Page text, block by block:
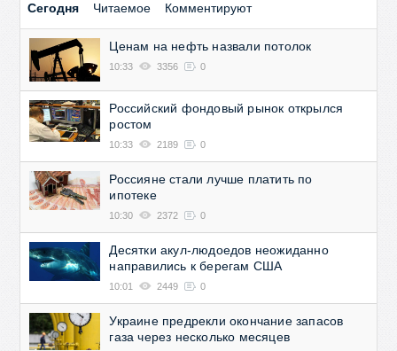
Сегодня Читаемое Комментируют
Ценам на нефть назвали потолок
10:33 3356 0
Российский фондовый рынок открылся
ростом
10:33 2189 0
Россияне стали лучше платить по
ипотеке
10:30 2372 0
Десятки акул-людоедов неожиданно
направились к берегам США
10:01 2449 0
Украине предрекли окончание запасов
газа через несколько месяцев